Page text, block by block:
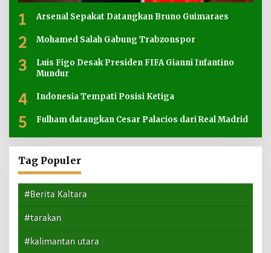
1 Arsenal Sepakat Datangkan Bruno Guimaraes
2 Mohamed Salah Gabung Trabzonspor
3
Luis Figo Desak Presiden FIFA Gianni Infantino
Mundur
4 Indonesia Tempati Posisi Ketiga
5 Fulham datangkan Cesar Palacios dari Real Madrid
Tag Populer
#Berita Kaltara
#tarakan
#kalimantan utara